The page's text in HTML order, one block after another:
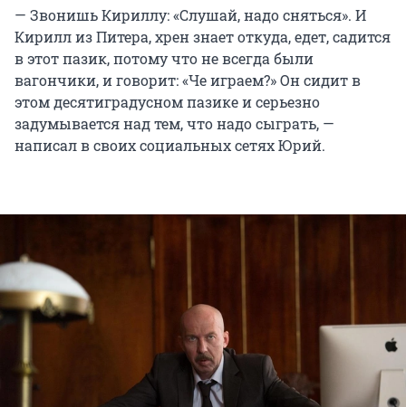
— Звонишь Кириллу: «Слушай, надо сняться». И
Кирилл из Питера, хрен знает откуда, едет, садится
в этот пазик, потому что не всегда были
вагончики, и говорит: «Че играем?» Он сидит в
этом десятиградусном пазике и серьезно
задумывается над тем, что надо сыграть, —
написал в своих социальных сетях Юрий.